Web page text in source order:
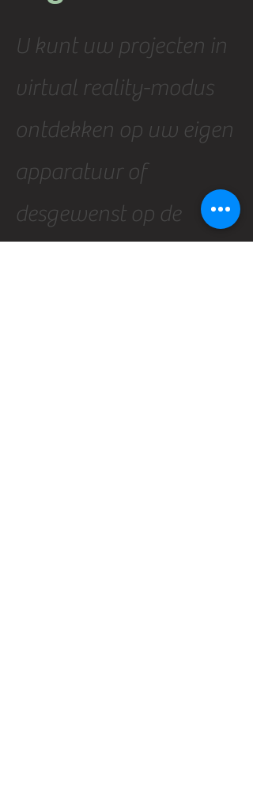
U kunt uw projecten in
virtual reality-modus
ontdekken op uw eigen
apparatuur of
desgewenst op de